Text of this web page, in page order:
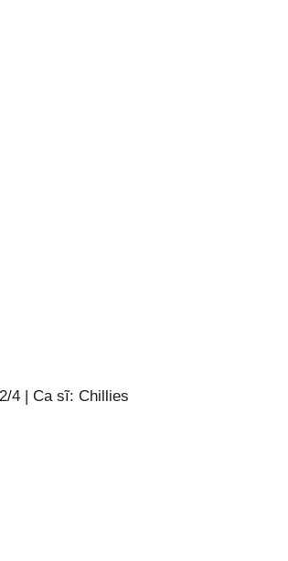
4 | Ca sĩ: Chillies